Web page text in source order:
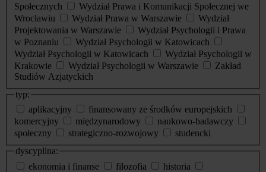
Społecznych
Wydział Prawa i Komunikacji Społecznej we
Wrocławiu
Wydział Prawa w Warszawie
Wydział
Projektowania w Warszawie
Wydział Psychologii i Prawa
w Poznaniu
Wydział Psychologii w Katowicach
Wydział Psychologii w Katowicach
Wydział Psychologii w
Krakowie
Wydział Psychologii w Warszawie
Zakład
Studiów Azjatyckich
typ:
aplikacyjny
finansowany ze środków europejskich
komercyjny
międzynarodowy
naukowo-badawczy
społeczny
strategiczno-rozwojowy
studencki
dyscyplina:
ekonomia i finanse
filozofia
historia